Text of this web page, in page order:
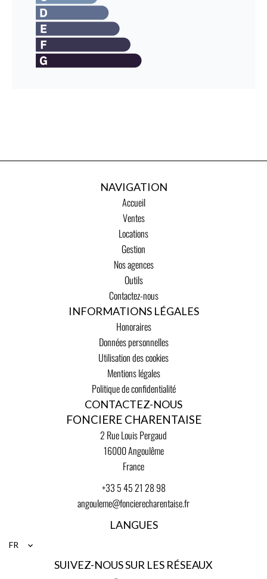
NAVIGATION
Accueil
Ventes
Locations
Gestion
Nos agences
Outils
Contactez-nous
INFORMATIONS LÉGALES
Honoraires
Données personnelles
Utilisation des cookies
Mentions légales
Politique de confidentialité
CONTACTEZ-NOUS
FONCIERE CHARENTAISE
2 Rue Louis Pergaud
16000Angoulême
France
+33 5 45 21 28 98
angouleme@foncierecharentaise.fr
LANGUES
FR
SUIVEZ-NOUS SUR LES RÉSEAUX